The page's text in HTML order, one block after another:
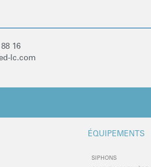
16
lc.com
ÉQUIPEMENTS
SIPHONS